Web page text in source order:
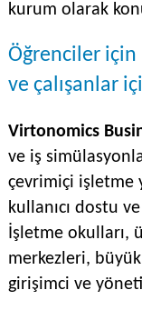
kurum olarak
Öğrenciler için
ve çalışanlar
Virtonomics
ve iş
çevrimiçi işletme
kullanıcı dostu
İşletme okulları,
merkezleri,
girişimci ve